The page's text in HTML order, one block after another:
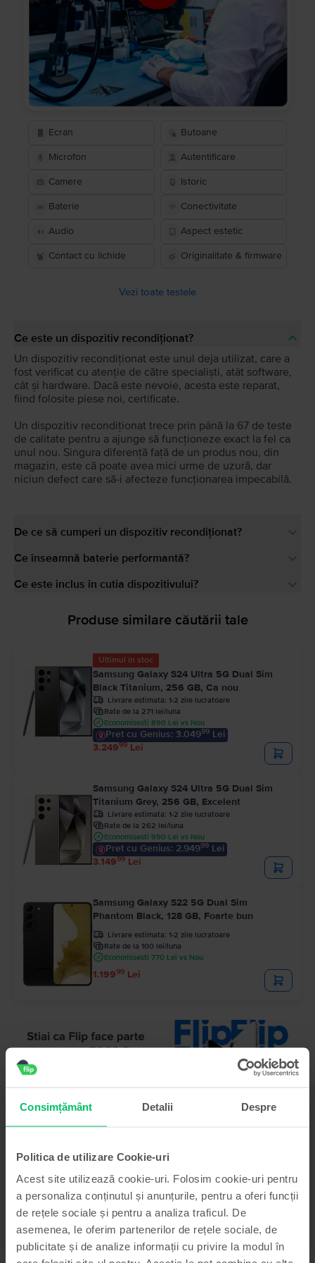
Consimțământ Detalii Despre
Politica de utilizare Cookie-uri
Acest site utilizează cookie-uri. Folosim cookie-uri pentru
a personaliza conținutul și anunțurile, pentru a oferi funcții
de rețele sociale și pentru a analiza traficul. De
asemenea, le oferim partenerilor de rețele sociale, de
publicitate și de analize informații cu privire la modul în
Ecran Butoane
Microfon Autentificare
Camere Istoric
Baterie Conectivitate
Audio Aspect estetic
Contact cu lichide Originalitate & firmware
Vezi toate testele
Ce este un dispozitiv recondiționat?
Un dispozitiv recondiționat este unul deja utilizat, care a
fost verificat cu atenție de către specialiști, atât software,
cât și hardware. Dacă este nevoie, acesta este reparat,
fiind folosite piese noi, certificate.
Un dispozitiv recondiționat trece prin până la 67 de teste
de calitate pentru a ajunge să funcționeze exact la fel ca
unul nou. Singura diferență față de un produs nou, din
magazin, este că poate avea mici urme de uzură, dar
niciun defect care să-i afecteze funcționarea impecabilă.
De ce să cumperi un dispozitiv recondiționat?
Ce înseamnă baterie performantă?
Ce este inclus în cutia dispozitivului?
Produse similare căutării tale
Ultimul în stoc
Samsung Galaxy S24 Ultra 5G Dual Sim
Black Titanium, 256 GB, Ca nou
Livrare estimata: 1-2 zile lucratoare
Rate de la 271 lei/luna
Economisesti 890 Lei vs Nou
Pret cu Genius: 3.04999 Lei
3.24999 Lei
Samsung Galaxy S24 Ultra 5G Dual Sim
Titanium Grey, 256 GB, Excelent
Livrare estimata: 1-2 zile lucratoare
Rate de la 262 lei/luna
Economisesti 990 Lei vs Nou
Pret cu Genius: 2.94999 Lei
3.14999 Lei
Samsung Galaxy S22 5G Dual Sim
Phantom Black, 128 GB, Foarte bun
Livrare estimata: 1-2 zile lucratoare
Rate de la 100 lei/luna
Economisesti 770 Lei vs Nou
1.19999 Lei
Descriere
Vezi mai mult
Informatii conformitate produs
Informatii siguranta produs
Informatii producator
Specificații
Brand